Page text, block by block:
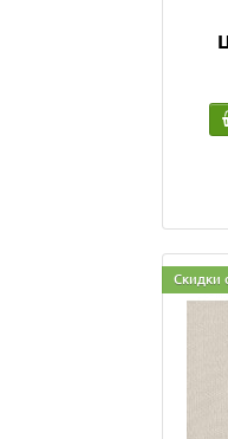
Скидки